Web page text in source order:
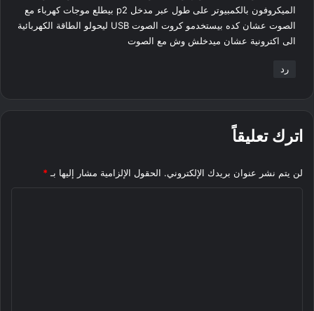
الميكروفون بالكمبيوتر على طول عبر مدخل p2 بيطلع موجات كهرباء مع
الصوت عشان كده بيستخدمو كروت الصوت USB ليحولو الطاقة الكهربائية
الى اكترونية عشان ميدخلش وش مع الصوت
رد
اترك تعليقاً
لن يتم نشر عنوان بريدك الإلكتروني. الحقول الإلزامية مشار إليها بـ *